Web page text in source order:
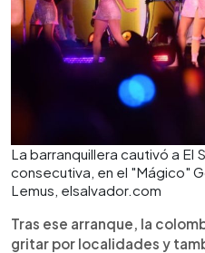
La barranquillera cautivó a El
consecutiva, en el "Mágico"
Lemus, elsalvador.com
Tras ese arranque, la
gritar por localidades y